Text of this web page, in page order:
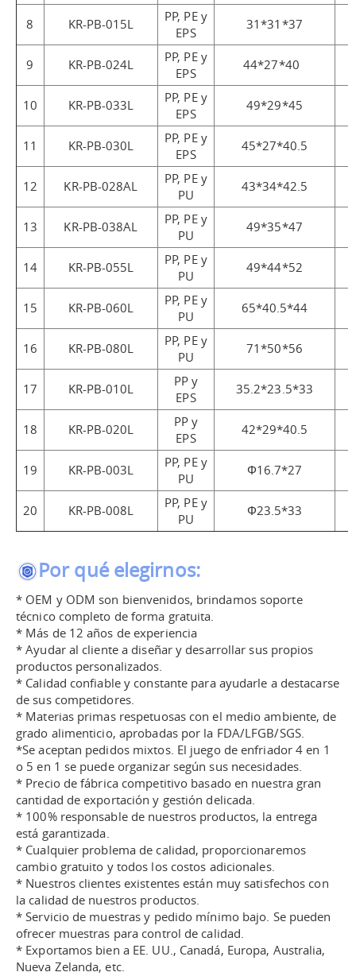
8 KR-PB-015L
PP, PE y
EPS
31*31*37
9 KR-PB-024L
PP, PE y
EPS
44*27*40
10 KR-PB-033L
PP, PE y
EPS
49*29*45
11 KR-PB-030L
PP, PE y
EPS
45*27*40.5
12 KR-PB-028AL
PP, PE y
PU
43*34*42.5
13 KR-PB-038AL
PP, PE y
PU
49*35*47
14 KR-PB-055L
PP, PE y
PU
49*44*52
15 KR-PB-060L
PP, PE y
PU
65*40.5*44
16 KR-PB-080L
PP, PE y
PU
71*50*56
17 KR-PB-010L
PP y
EPS
35.2*23.5*33
18 KR-PB-020L
PP y
EPS
42*29*40.5
19 KR-PB-003L
PP, PE y
PU
Φ16.7*27
20 KR-PB-008L
PP, PE y
PU
Φ23.5*33
Por qué elegirnos:
* OEM y ODM son bienvenidos, brindamos soporte
técnico completo de forma gratuita.
* Más de 12 años de experiencia
* Ayudar al cliente a diseñar y desarrollar sus propios
productos personalizados.
* Calidad confiable y constante para ayudarle a destacarse
de sus competidores.
* Materias primas respetuosas con el medio ambiente, de
grado alimenticio, aprobadas por la FDA/LFGB/SGS.
*Se aceptan pedidos mixtos. El juego de enfriador 4 en 1
o 5 en 1 se puede organizar según sus necesidades.
* Precio de fábrica competitivo basado en nuestra gran
cantidad de exportación y gestión delicada.
* 100% responsable de nuestros productos, la entrega
está garantizada.
* Cualquier problema de calidad, proporcionaremos
cambio gratuito y todos los costos adicionales.
* Nuestros clientes existentes están muy satisfechos con
la calidad de nuestros productos.
* Servicio de muestras y pedido mínimo bajo. Se pueden
ofrecer muestras para control de calidad.
* Exportamos bien a EE. UU., Canadá, Europa, Australia,
Nueva Zelanda, etc.